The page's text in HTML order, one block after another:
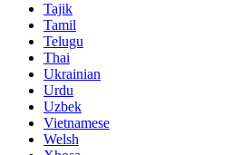
Tajik
Tamil
Telugu
Thai
Ukrainian
Urdu
Uzbek
Vietnamese
Welsh